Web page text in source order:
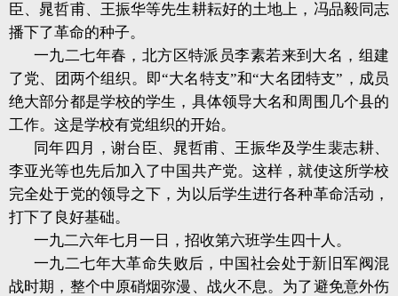
臣、晁哲甫、王振华等先生耕耘好的土地上，冯品毅同志
播下了革命的种子。
一九二七年春，北方区特派员李素若来到大名，组建
了党、团两个组织。即“大名特支”和“大名团特支”，成员
绝大部分都是学校的学生，具体领导大名和周围几个县的
工作。这是学校有党组织的开始。
同年四月，谢台臣、晁哲甫、王振华及学生裴志耕、
李亚光等也先后加入了中国共产党。这样，就使这所学校
完全处于党的领导之下，为以后学生进行各种革命活动，
打下了良好基础。
一九二六年七月一日，招收第六班学生四十人。
一九二七年大革命失败后，中国社会处于新旧军阀混
战时期，整个中原硝烟弥漫、战火不息。为了避免意外伤